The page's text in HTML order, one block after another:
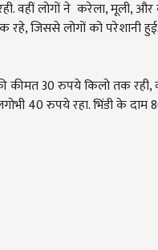
वहीं लोगों ने करेला, मूली, और
रहे, जिससे लोगों को परेशानी हुई.
कीमत 30 रुपये किलो तक
40 रुपये रहा. भिंडी के